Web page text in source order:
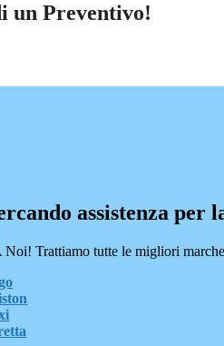
un Preventivo!
assistenza per
Trattiamo tutte le migliori marche